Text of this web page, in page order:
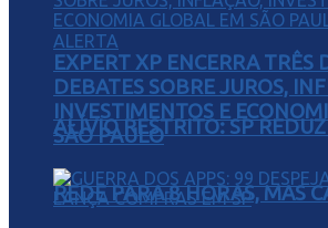
ALÍVIO RESTRITO: SP
REDE PARA 8 HORAS, MAS
EXPERT XP ENCERRA TRÊS
DEBATES SOBRE JUROS,
INVESTIMENTOS E
SÃO PAULO